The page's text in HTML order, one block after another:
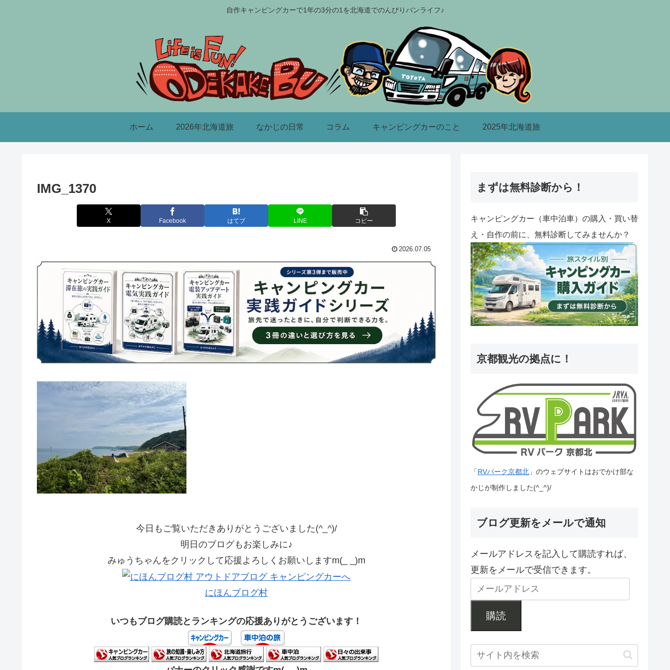
自作キャンピングカーで1年の3分の1を北海道でのんびりバンライフ♪
ホーム 2026年北海道旅 なかじの日常 コラム キャンピングカーのこと 2025年北海道旅
IMG_1370
X Facebook はてブ LINE コピー
2026.07.05
今日もご覧いただきありがとうございました(^_^)/
明日のブログもお楽しみに♪
みゅうちゃんをクリックして応援よろしくお願いしますm(_ _)m
にほんブログ村
いつもブログ購読とランキングの応援ありがとうございます！
まずは無料診断から！
キャンピングカー（車中泊車）の購入・買い替
え・自作の前に、無料診断してみませんか？
京都観光の拠点に！
「RVパーク京都北 」のウェブサイトはおでかけ部な
かじが制作しました(^_^)/
ブログ更新をメールで通知
メールアドレスを記入して購読すれば、
更新をメールで受信できます。
購読